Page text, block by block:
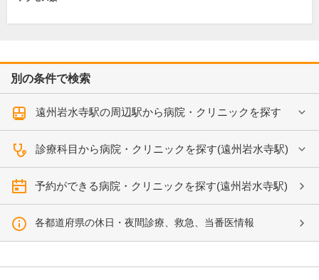
別の条件で検索
遠州岩水寺駅の周辺駅から病院・クリニックを探す
診療科目から病院・クリニックを探す(遠州岩水寺駅)
予約ができる病院・クリニックを探す(遠州岩水寺駅)
各都道府県の休日・夜間診療、救急、当番医情報